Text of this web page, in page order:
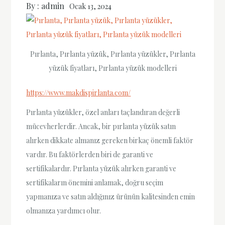
By : admin Ocak 13, 2024
Pırlanta, Pırlanta yüzük, Pırlanta yüzükler, Pırlanta
yüzük fiyatları, Pırlanta yüzük modelleri
https://www.makdispirlanta.com/
Pırlanta yüzükler, özel anları taçlandıran değerli
mücevherlerdir. Ancak, bir pırlanta yüzük satın
alırken dikkate almanız gereken birkaç önemli faktör
vardır. Bu faktörlerden biri de garanti ve
sertifikalardır. Pırlanta yüzük alırken garanti ve
sertifikaların önemini anlamak, doğru seçim
yapmanıza ve satın aldığınız ürünün kalitesinden emin
olmanıza yardımcı olur.